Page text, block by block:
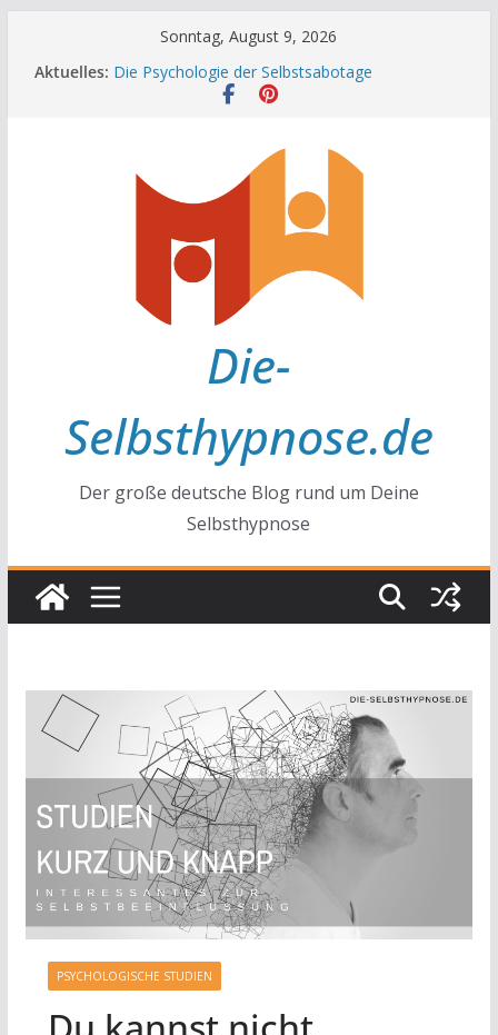
Sonntag, August 9, 2026
Aktuelles: Die Psychologie der Selbstsabotage
Die Wissenschaft hinter Neugier und Kreativität
Die Wissenschaft der Gewohnheiten
Achtsamkeit im Alltag
Die-
Selbsthypnose.de
Der große deutsche Blog rund um Deine
Selbsthypnose
PSYCHOLOGISCHE STUDIEN